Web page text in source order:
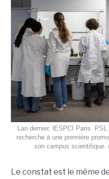
Lan dernier, lESPCI Paris 
recherche à une première
son campus scientifique.
Le constat est le même